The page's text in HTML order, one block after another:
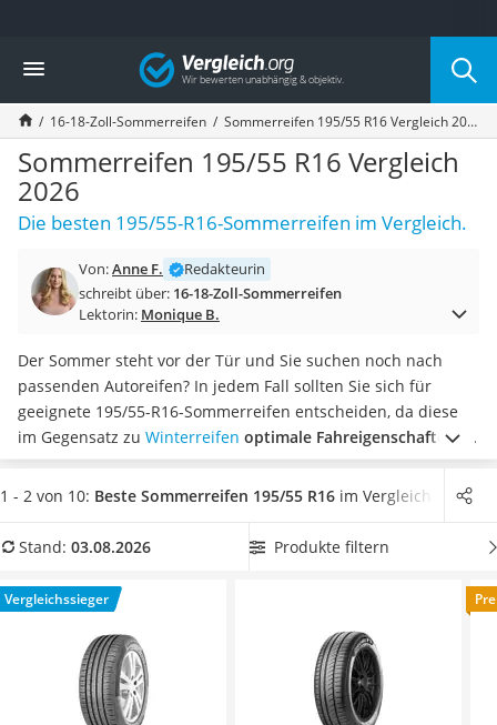
Die beliebtesten Vergleiche nach Kategorie
Auto & Motor
Fahrradträger-Anhängerkupplung (4 Fahrräder)
Fahrradträger
Fahrradträger (Anhängerkupplung)
Fahrradträger 3 Fahrräder
Benzinkanister (20 l)
Dashcam
Benzinkanister
Marderschreck
AGM-Batterie Wohnmobil
Thule-Fahrradträger
FM-Transmitter
Sommerreifen 205/55 R16
Autobatterie-Ladegerät
Alkoholtester
Diesel-Additiv
Wagenheber
Service
Vergleich
16-18-Zoll-Sommerreifen Sommerreifen 195/55 R16 Vergleich 2026
Sommerreifen 195/55 R16 Vergleich
2026
Die besten 195/55-R16-Sommerreifen im Vergleich.
Von:Anne F.
Redakteurin
schreibt über: 16-18-Zoll-Sommerreifen
Lektorin: Monique B.
Der Sommer steht vor der Tür und Sie suchen noch nach
passenden Autoreifen? In jedem Fall sollten Sie sich für
geeignete 195/55-R16-Sommerreifen entscheiden, da diese
im Gegensatz zu Winterreifen optimale Fahreigenschaften im
Sommerversprechen. Selbst auf nasser Fahrbahn kann ein
Großteil der angebotenen Modelle diversen Online-Tests
Vergleichstabelle 195/55-R16-Sommerreifen mit möglichst
Geschwindigkeit wenig Lärm zu verursachen. Überzeugt hat
uns hier im August 2026 besonders das Modell
PremiumContact 5
mit seinen Eigenschaften.
1 - 2 von 10: Beste Sommerreifen 195/55 R16 im Vergleich
Stand: 03.08.2026 Produkte filtern
Vergleichssieger